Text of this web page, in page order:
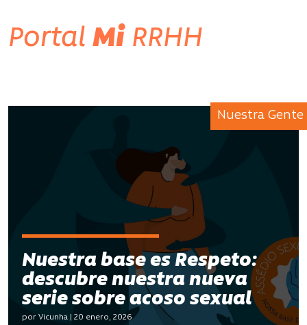
Portal Mi RRHH
Nuestra Gente
Nuestra base es Respeto:
descubre nuestra nueva
serie sobre acoso sexual
por Vicunha | 20 enero, 2026